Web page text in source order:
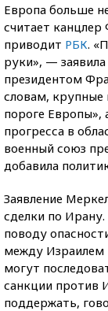
Европа больше
считает
приводит РБК.
руки», —
президентом
словам, крупные
пороге Европы»,
прогресса в
военный союз
добавила
Заявление
сделки по Ирану.
поводу
между Израилем
могут
санкции против
поддержать,